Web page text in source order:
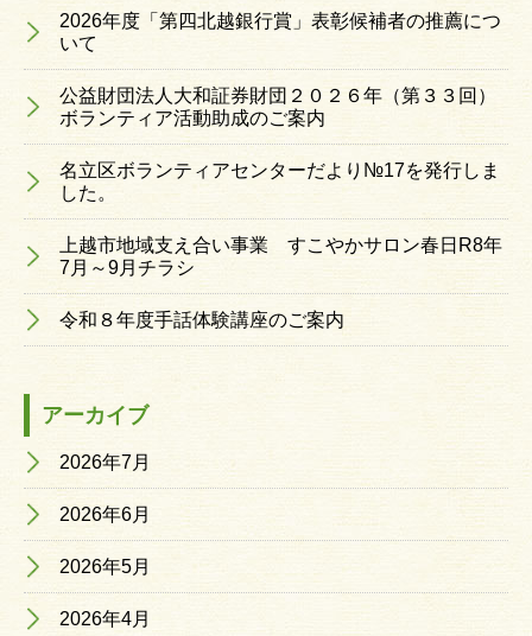
2026年度「第四北越銀行賞」表彰候補者の推薦につ
いて
公益財団法人大和証券財団２０２６年（第３３回）
ボランティア活動助成のご案内
名立区ボランティアセンターだより№17を発行しま
した。
上越市地域支え合い事業 すこやかサロン春日R8年
7月～9月チラシ
令和８年度手話体験講座のご案内
アーカイブ
2026年7月
2026年6月
2026年5月
2026年4月